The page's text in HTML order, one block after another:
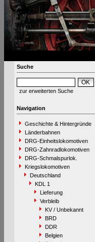
Suche
zur erweiterten Suche
Navigation
Geschichte & Hintergründe
Länderbahnen
DRG-Einheitslokomotiven
DRG-Zahnradlokomotiven
DRG-Schmalspurlok.
Kriegslokomotiven
Deutschland
KDL 1
Lieferung
Verbleib
KV / Unbekannt
BRD
DDR
Belgien